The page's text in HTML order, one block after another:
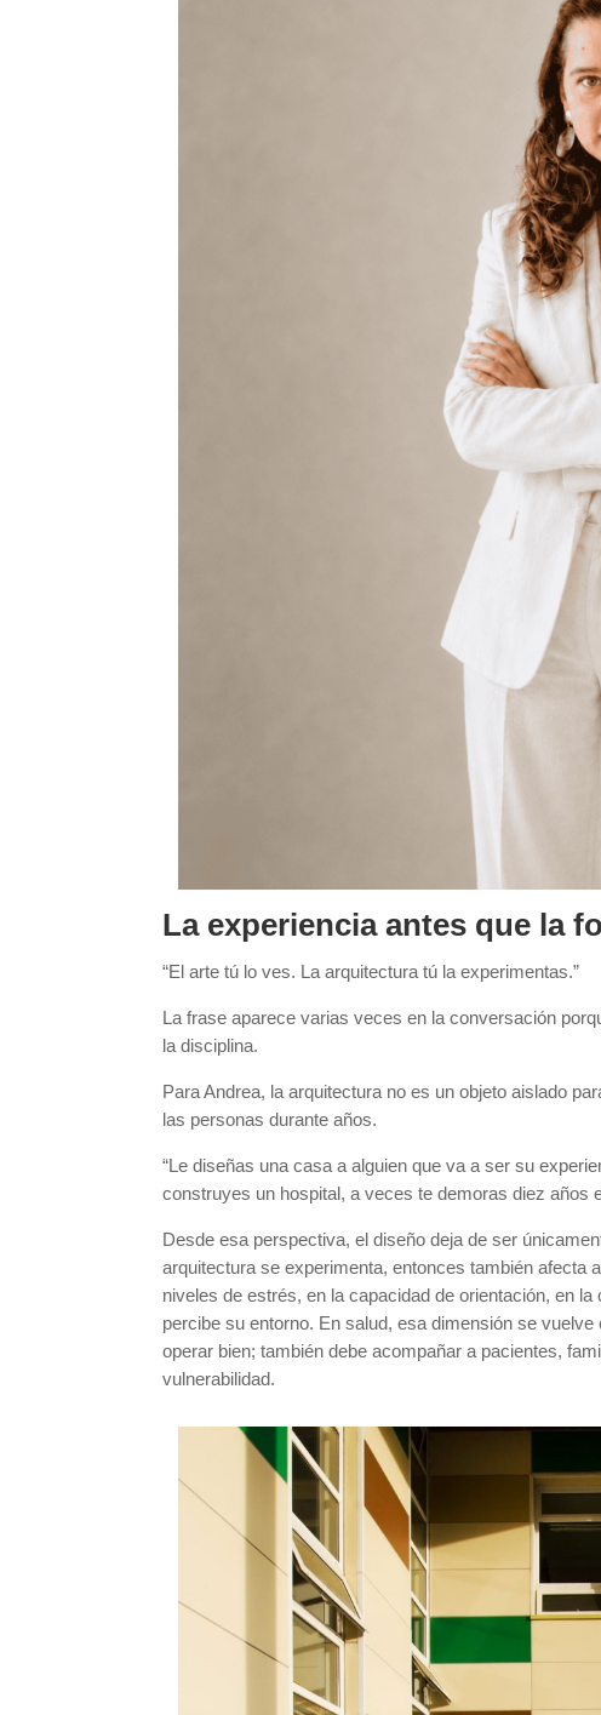
La experiencia antes que la
“El arte tú lo ves. La arquitectura tú la experimentas.”
La frase aparece varias veces en la conversación
la disciplina.
Para Andrea, la arquitectura no es un objeto aislado
las personas durante años.
“Le diseñas una casa a alguien que va a ser su
construyes un hospital, a veces te demoras diez años
Desde esa perspectiva, el diseño deja de ser
arquitectura se experimenta, entonces también afecta
niveles de estrés, en la capacidad de orientación, en
percibe su entorno. En salud, esa dimensión se
operar bien; también debe acompañar a pacientes,
vulnerabilidad.